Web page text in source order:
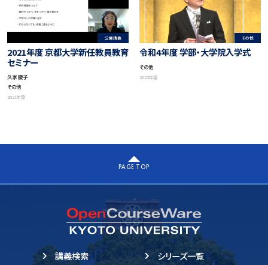
公開講義
2021年度 京都大学新任教員教育
セミナー
久家 慶子
その他
2021年度
その他
令和4年度 学部・大学院入学式
その他
2022年度
PAGE TOP
講義検索 シリーズ一覧